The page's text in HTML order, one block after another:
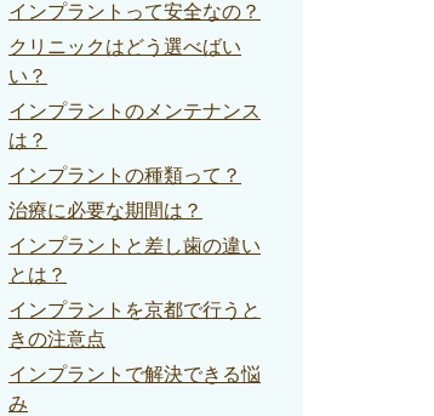
インプラントって安全なの？
クリニックはどう選べばい
い？
インプラントのメンテナンス
は？
インプラントの種類って？
治療に必要な期間は？
インプラントと差し歯の違い
とは？
インプラントを京都で行うと
きの注意点
インプラントで解決できる悩
み